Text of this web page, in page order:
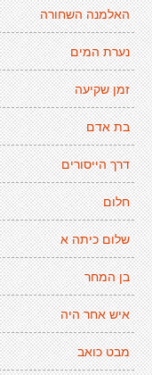
האלמנה השחורה
נערת המים
זמן שקיעה
בת אדם
דרך הייסורים
חלום
שלום כיתה א
בן המחר
איש אחר היה
מבט כואב